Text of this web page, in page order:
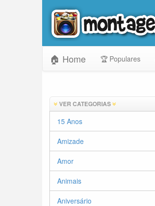
🏠 Home 🏆 Populares
VER CATEGORIAS
15 Anos
Amizade
Amor
Animais
Aniversário